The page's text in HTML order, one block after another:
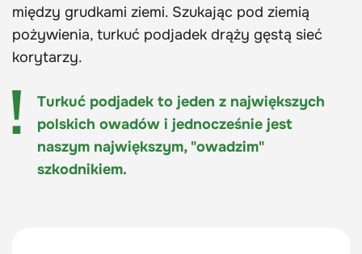
między grudkami ziemi. Szukając pod ziemią
pożywienia, turkuć podjadek drąży gęstą sieć
korytarzy.
Turkuć podjadek to jeden z największych
polskich owadów i jednocześnie jest
naszym największym, "owadzim"
szkodnikiem.